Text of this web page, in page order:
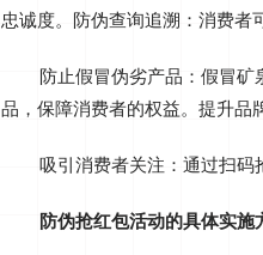
忠诚度‌。防伪查询追溯‌：消费者
防止假冒伪劣产品‌：假冒
品，保障消费者的权益‌。提升品
吸引消费者关注‌：通过扫码
防伪抢红包活动的具体实施